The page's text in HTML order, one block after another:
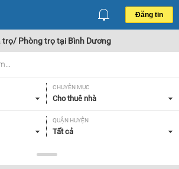
Đăng tin
trọ/ Phòng trọ tại Bình Dương
CHUYÊN MỤC
Cho thuê nhà
QUẬN HUYỆN
Tất cả
TIỆN ÍCH
Tất cả